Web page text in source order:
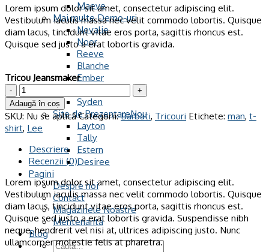
Maeve
Mai multe Demo-uri
Novalie
Noor
Reeve
Blanche
Ember
Syden
Site de Prezentare
Layton
Tally
Estern
Desiree
Pagini
Despre noi
Contact
Magazinele Noastre
Mentenanta
Blog
Caută
Lorem ipsum dolor sit amet, consectetur adipiscing elit.
Vestibulum iaculis massa nec velit commodo lobortis. Quisque
diam lacus, tincidunt vitae eros porta, sagittis rhoncus est.
Quisque sed justo a erat lobortis gravida.
Tricou Jeansmaker
Cantitate
Tricou
Jeansmaker
Adaugă în coș
SKU: Nu se aplică Categorii:Barbati, Tricouri Etichete: man, t-
shirt, Lee
Descriere
Recenzii (0)
Lorem ipsum dolor sit amet, consectetur adipiscing elit.
Vestibulum iaculis massa nec velit commodo lobortis. Quisque
diam lacus, tincidunt vitae eros porta, sagittis rhoncus est.
Quisque sed justo a erat lobortis gravida. Suspendisse nibh
neque, hendrerit vel nisi at, ultrices adipiscing justo. Nunc
ullamcorper molestie felis at pharetra.